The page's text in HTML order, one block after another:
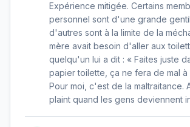
Expérience mitigée. Certains
personnel sont d'une grande
d'autres sont à la limite de la
mère avait besoin d'aller aux
quelqu'un lui a dit : « Faites juste
papier toilette, ça ne fera de mal à
Pour moi, c'est de la maltraitance.
plaint quand les gens deviennent